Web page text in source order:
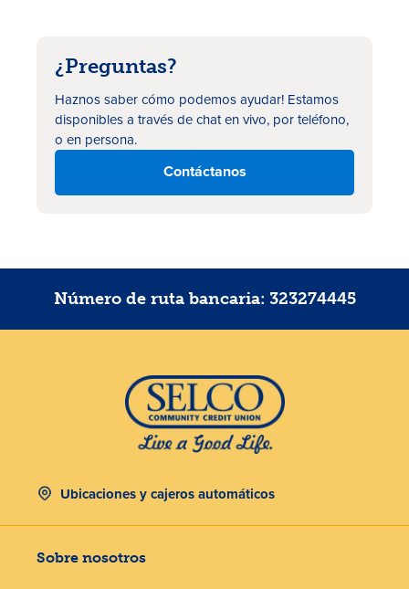
¿Preguntas?
Haznossaber cómo podemos ayudar! Estamos
disponibles a través dechat en vivo, por teléfono,
o en persona.
Contáctanos
Número de ruta bancaria: 323274445
Ubicaciones y cajeros automáticos
Sobre nosotros